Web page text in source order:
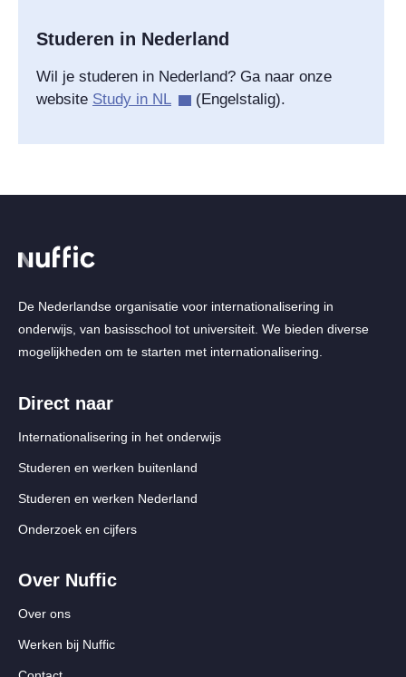
Studeren in Nederland
Wil je studeren in Nederland? Ga naar onze
website Study in NL (Engelstalig).
De Nederlandse organisatie voor internationalisering in
onderwijs, van basisschool tot universiteit. We bieden diverse
mogelijkheden om te starten met internationalisering.
Direct naar
Internationalisering in het onderwijs
Studeren en werken buitenland
Studeren en werken Nederland
Onderzoek en cijfers
Over Nuffic
Over ons
Werken bij Nuffic